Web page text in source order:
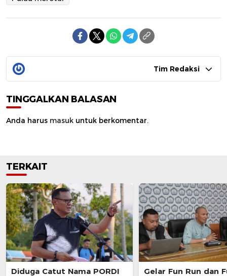
Tim Redaksi
TINGGALKAN BALASAN
Anda harus masuk untuk berkomentar.
TERKAIT
Diduga Catut Nama PORDI
Gelar Fun Run dan